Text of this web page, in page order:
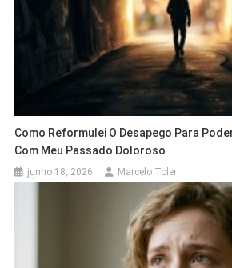
Como Reformulei O Desapego Para
Com Meu Passado Doloroso
junho 18, 2026 Marcelo Toler